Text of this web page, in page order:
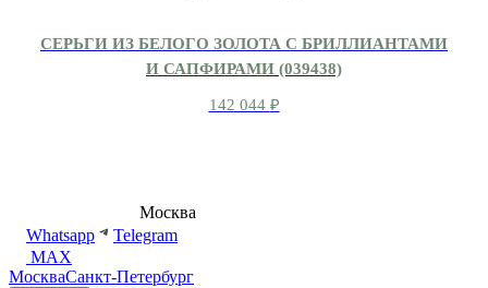
СЕРЬГИ ИЗ БЕЛОГО ЗОЛОТА С БРИЛЛИАНТАМИ
И САПФИРАМИ (039438)
142 044 ₽
Москва
Whatsapp
Telegram
MAX
МоскваСанкт-Петербург